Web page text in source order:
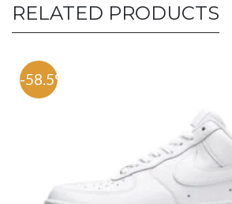
RELATED PRODUCTS
-58.5%